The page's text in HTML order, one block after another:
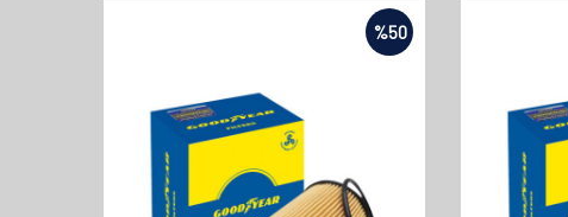
%50